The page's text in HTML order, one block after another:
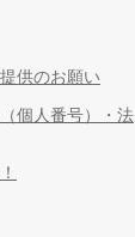
供のお願い
個人番号）・法